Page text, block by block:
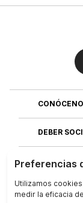
DEBER
ÚNETE AL